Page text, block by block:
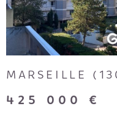
MARSEILLE
425 000 €